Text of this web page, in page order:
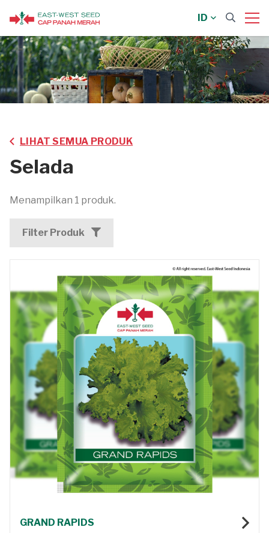
ID
LIHAT SEMUA PRODUK
Selada
Menampilkan 1 produk.
Filter Produk
GRAND RAPIDS